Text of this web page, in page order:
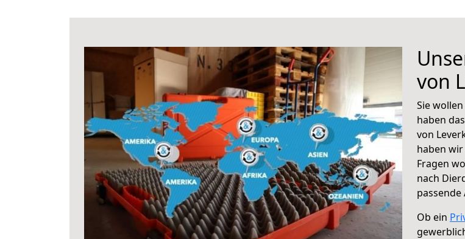
von
Sie
haben das
von
haben
Fragen
nach
Ob ein